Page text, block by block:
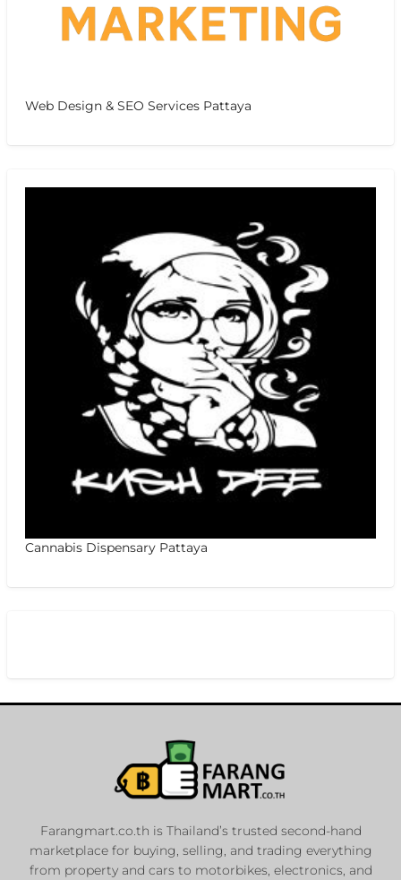
Web Design & SEO Services Pattaya
Cannabis Dispensary Pattaya
Farangmart.co.th is Thailand’s trusted second-hand
marketplace for buying, selling, and trading everything
from property and cars to motorbikes, electronics, and